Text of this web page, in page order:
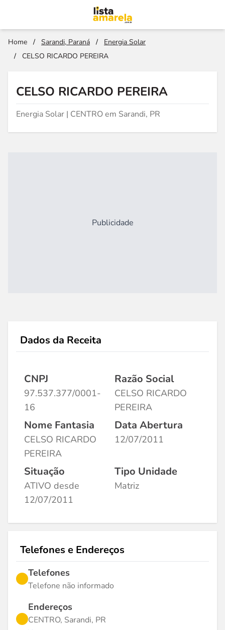
Home / Sarandi, Paraná /
Energia Solar
/
CELSO RICARDO PEREIRA
CELSO RICARDO PEREIRA
Energia Solar | CENTRO em Sarandi, PR
Publicidade
Dados da Receita
CNPJ
97.537.377/0001-
16
Razão Social
CELSO RICARDO
PEREIRA
Nome Fantasia
CELSO RICARDO
PEREIRA
Data Abertura
12/07/2011
Situação
ATIVO desde
12/07/2011
Tipo Unidade
Matriz
Telefones e Endereços
Telefones
Telefone não informado
Endereços
CENTRO, Sarandi, PR